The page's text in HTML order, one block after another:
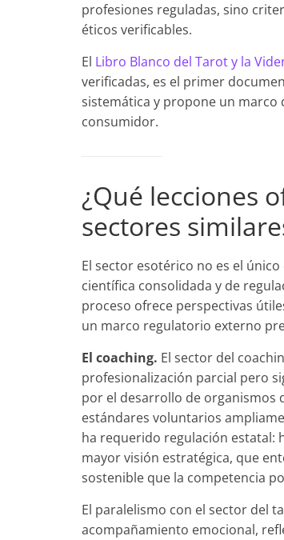
profesiones reguladas, sino
éticos verificables.
El Libro Blanco del Tarot y la
verificadas, es el primer
sistemática y propone un marco
consumidor.
¿Qué lecciones
sectores
El sector esotérico no es el
científica consolidada y de
proceso ofrece perspectivas
un marco regulatorio externo
El coaching. El sector del
profesionalización parcial pero
por el desarrollo de organismos
estándares voluntarios
ha requerido regulación estatal:
mayor visión estratégica, que
sostenible que la competencia
El paralelismo con el sector del
acompañamiento emocional,